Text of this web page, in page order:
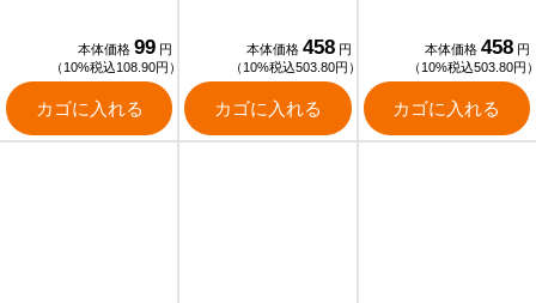
本体価格 99 円
（10%税込108.90円）
カゴに入れる
本体価格 458 円
（10%税込503.80円）
カゴに入れる
本体価格 458 円
（10%税込503.80円
カゴに入れる